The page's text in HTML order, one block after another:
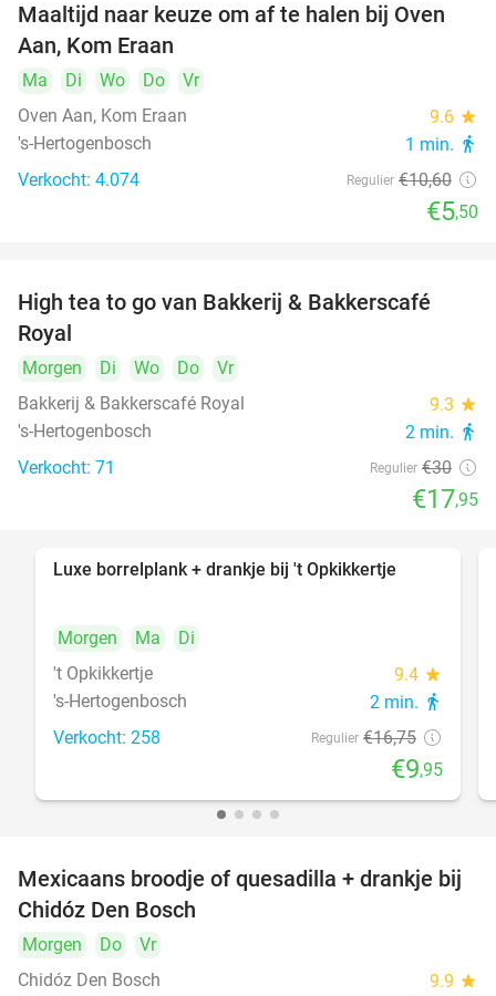
48%
Maaltijd naar keuze om af te halen bij Oven
Aan, Kom Eraan
Ma Di Wo Do
Vr
Oven Aan, Kom Eraan
9.6 star
's-Hertogenbosch 1 min. directions_walk
Verkocht: 4.074 Regulier €10,60
€5,50
40%
High tea to go van Bakkerij & Bakkerscafé
Royal
Morgen Di Wo Do
Vr
Bakkerij & Bakkerscafé Royal
9.3 star
's-Hertogenbosch 2 min. directions_walk
Verkocht: 71 Regulier €30
€17,95
Luxe borrelplank + drankje bij 't Opkikkertje
Morgen Ma
Di
't Opkikkertje
9.4 star
's-Hertogenbosch 2 min. directions_walk
Verkocht: 258 Regulier €16,75
€9,95
37%
Mexicaans broodje of quesadilla + drankje bij
Chidóz Den Bosch
Morgen Do
Vr
Chidóz Den Bosch
9.9 star